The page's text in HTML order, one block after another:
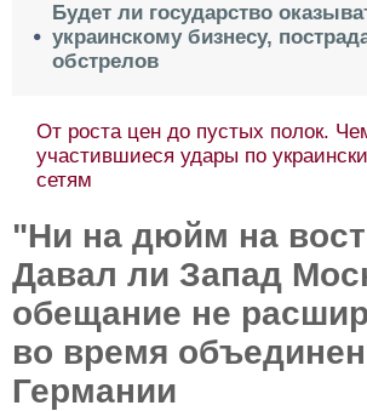
Будет ли государство
украинскому бизнесу,
обстрелов
От роста цен до пустых полок.
участившиеся удары по
сетям
"Ни на дюйм на
Давал ли Запад
обещание не
во время
Германии